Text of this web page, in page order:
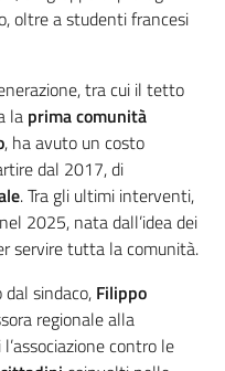
oltre a studenti francesi
tra cui il tetto
la prima comunità
, ha avuto un costo
dal 2017, di
. Tra gli ultimi interventi,
2025, nata dall’idea dei
servire tutta la comunità.
sindaco, Filippo
regionale alla
contro le